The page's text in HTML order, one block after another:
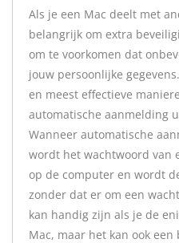
Als je een Mac deelt met
belangrijk om extra
om te voorkomen dat
jouw persoonlijke
en meest effectieve
automatische aanmelding
Wanneer automatische
wordt het wachtwoord van
op de computer en wordt
zonder dat er om een
kan handig zijn als je de
Mac, maar het kan ook